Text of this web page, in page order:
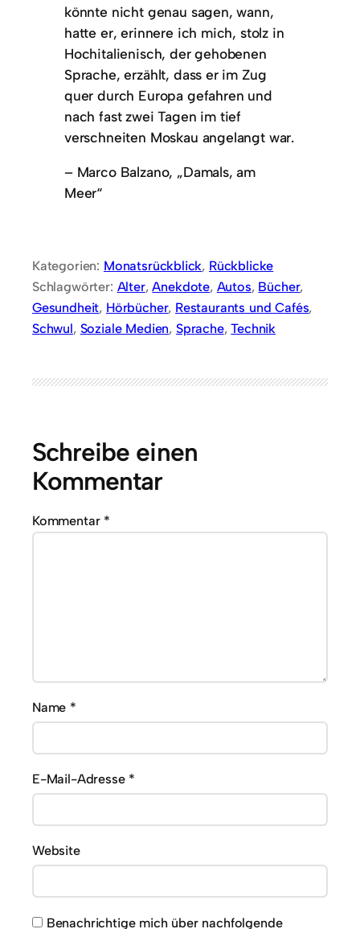
könnte nicht genau sagen, wann,
hatte er, erinnere ich mich, stolz in
Hochitalienisch, der gehobenen
Sprache, erzählt, dass er im Zug
quer durch Europa gefahren und
nach fast zwei Tagen im tief
verschneiten Moskau angelangt war.
– Marco Balzano, „Damals, am
Meer“
Kategorien: Monatsrückblick, Rückblicke
Schlagwörter: Alter, Anekdote, Autos, Bücher
Gesundheit, Hörbücher, Restaurants und Cafés
Schwul, Soziale Medien, Sprache, Technik
Schreibe einen
Kommentar
Kommentar *
Name *
E-Mail-Adresse *
Website
Benachrichtige mich über nachfolgende